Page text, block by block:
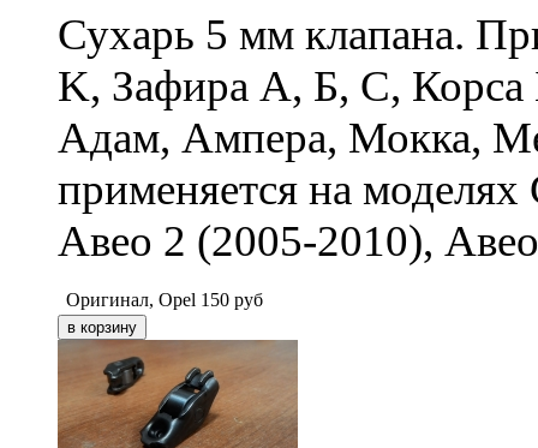
Сухарь 5 мм клапана.
K, Зафира А, Б, С,
Адам, Ампера, Мокка,
применяется на
Авео 2 (2005-2010),
Оригинал, Opel 150 руб